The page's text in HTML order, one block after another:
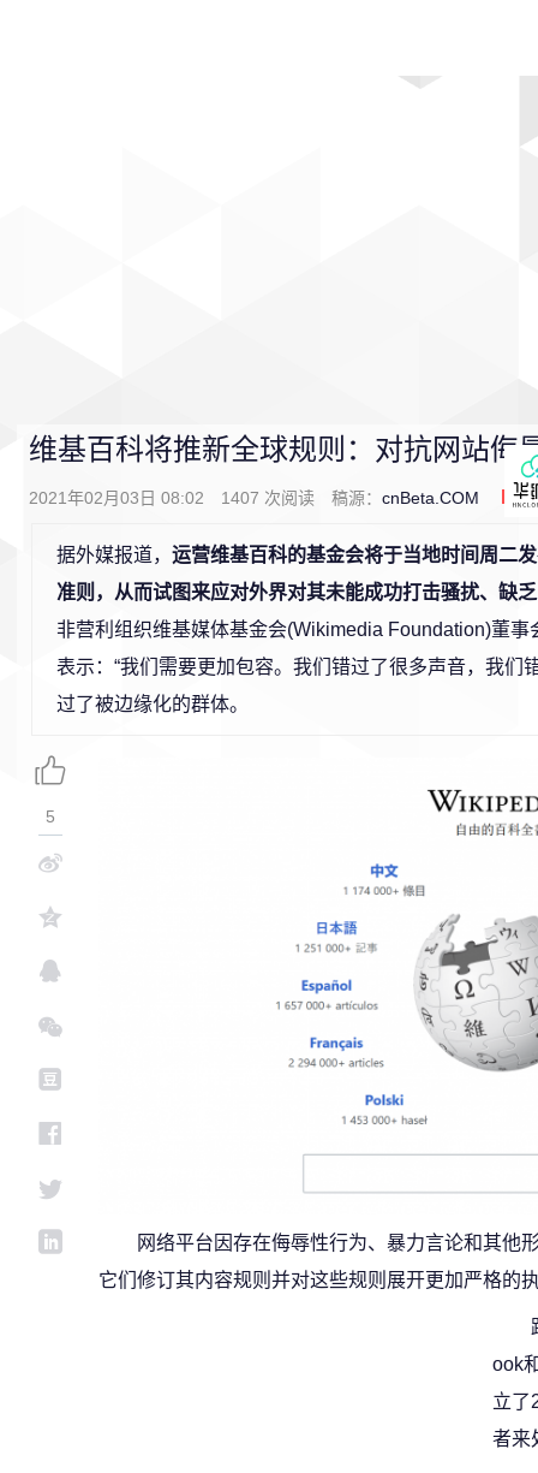
维基百科将推新全球规则：对抗网站侮
2021年02月03日 08:02 1407 次阅读 稿源： cnBeta.COM 0
据外媒报道， 运营维基百科的基金会将于当地时间周二
准则，从而试图来应对外界对其未能成功打击骚扰、缺
非营利组织维基媒体基金会(Wikimedia Foundation)董事
表示：“我们需要更加包容。我们错过了很多声音，我们
过了被边缘化的群体。
网络平台因存在侮辱性行为、暴力言论和其他
它们修订其内容规则并对这些规则展开更加严格的
ook
立了
者来
5